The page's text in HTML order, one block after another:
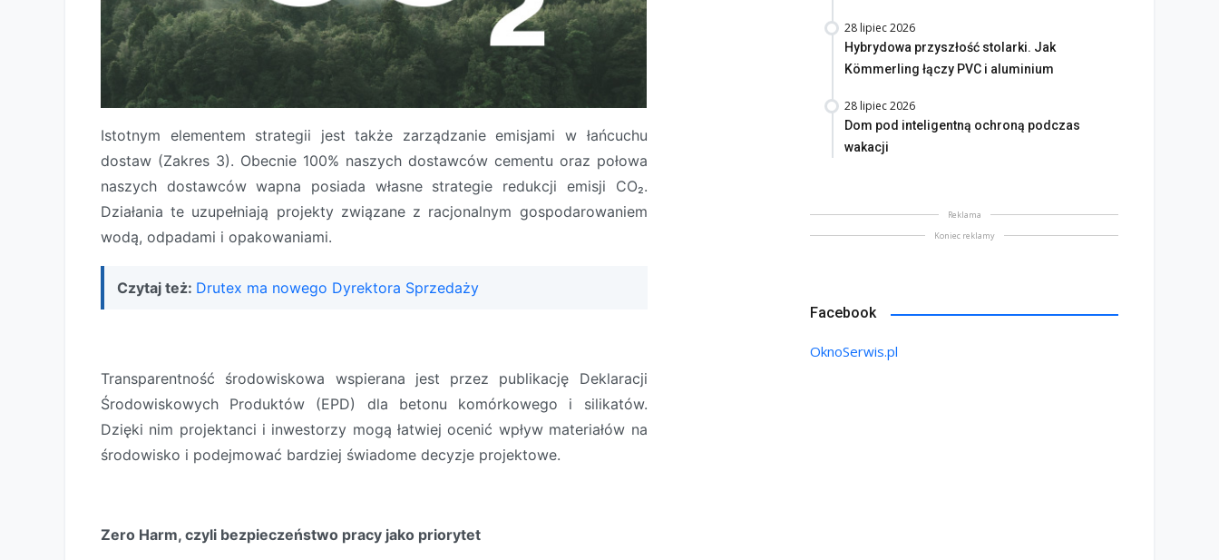
Istotnym elementem strategii jest także zarządzanie emisjami w łańcuchu
dostaw (Zakres 3). Obecnie 100% naszych dostawców cementu oraz połowa
naszych dostawców wapna posiada własne strategie redukcji emisji CO₂.
Działania te uzupełniają projekty związane z racjonalnym gospodarowaniem
wodą, odpadami i opakowaniami.
Czytaj też: Drutex ma nowego Dyrektora Sprzedaży
Transparentność środowiskowa wspierana jest przez publikację Deklaracji
Środowiskowych Produktów (EPD) dla betonu komórkowego i silikatów.
Dzięki nim projektanci i inwestorzy mogą łatwiej ocenić wpływ materiałów na
środowisko i podejmować bardziej świadome decyzje projektowe.
Zero Harm, czyli bezpieczeństwo pracy jako priorytet
28 lipiec 2026
Hybrydowa przyszłość stolarki. Jak
Kömmerling łączy PVC i aluminium
28 lipiec 2026
Dom pod inteligentną ochroną podczas
wakacji
Reklama
Koniec reklamy
Facebook
OknoSerwis.pl